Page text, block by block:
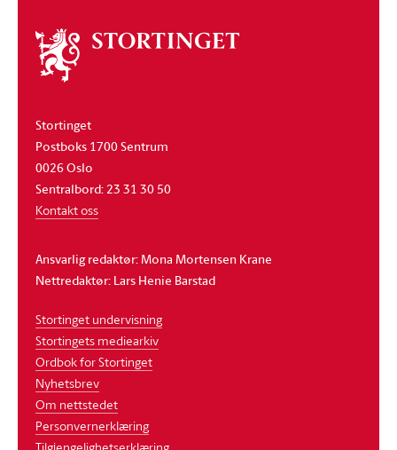
Om
stortinget
Stortinget
Postboks 1700 Sentrum
0026 Oslo
Sentralbord: 23 31 30 50
Kontakt oss
Ansvarlig redaktør: Mona Mortensen Krane
Nettredaktør: Lars Henie Barstad
Stortinget undervisning
Stortingets mediearkiv
Ordbok for Stortinget
Nyhetsbrev
Om nettstedet
Personvernerklæring